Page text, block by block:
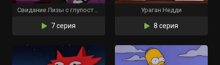
Свидание Лизы с глупостью
7 серия
Ураган Недди
8 серия